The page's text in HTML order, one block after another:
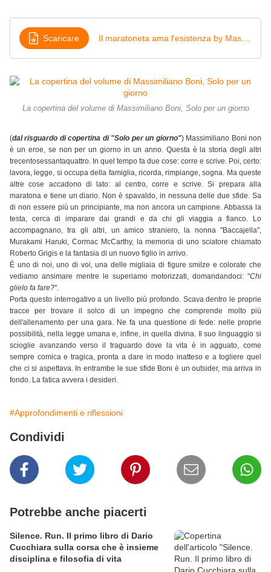
Scaricare
La copertina del volume di Massimiliano Boni, Solo per un giorno
(dal risguardo di copertina di "Solo per un giorno") Massimiliano Boni non
è un eroe, se non per un giorno in un anno. Questa è la storia degli altri
trecentosessantaquattro. In quel tempo fa due cose: corre e scrive. Poi, certo:
lavora, legge, si occupa della famiglia, ricorda, rimpiange, sogna. Ma queste
altre cose accadono di lato: al centro, corre e scrive. Si prepara alla
maratona e tiene un diario. Non è spavaldo, in nessuna delle due sfide. Sa
di non essere più un principiante, ma non ancora un campione. Abbassa la
testa, cerca di imparare dai grandi e da chi gli viaggia a fianco. Lo
accompagnano, tra gli altri, un amico straniero, la nonna "Baccajella",
Murakami Haruki, Cormac McCarthy, la memoria di uno sciatore chiamato
Roberto Grigis e la fantasia di un nuovo figlio in arrivo.
È uno di noi, uno di voi, una delle migliaia di figure smilze e colorate che
vediamo ansimare mentre le superiamo motorizzati, domandandoci: "Chi
glielo fa fare?".
Porta questo interrogativo a un livello più profondo. Scava dentro le proprie
tracce per trovare il solco di un impegno che comprende molto più
dell'allenamento per una gara. Ne fa una questione di fede: nelle proprie
possibilità, nella legge umana e, infine, in quella divina. Il suo linguaggio si
scioglie avanzando verso il traguardo dove la vita è in agguato, come
sempre comica e tragica, pronta a dare in modo inatteso e a togliere quel
che ci si aspettava. In entrambe le sue sfide Boni è un outsider, ma arriva in
fondo. La fatica avvera i desideri.
#Approfondimenti e riflessioni
Condividi
Potrebbe anche piacerti
Silence. Run. Il primo libro di Dario
Cucchiara sulla corsa che è insieme
disciplina e filosofia di vita